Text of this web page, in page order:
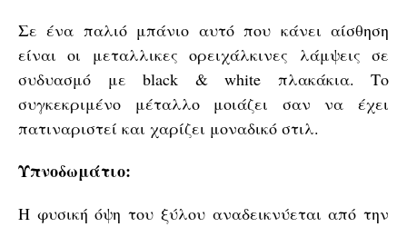
Σε ένα παλιό μπάνιο αυτό που κάνει αίσθηση
είναι οι μεταλλικες ορειχάλκινες λάμψεις σε
συδυασμό με black & white πλακάκια. Το
συγκεκριμένο μέταλλο μοιάζει σαν να έχει
πατιναριστεί και χαρίζει μοναδικό στιλ.
Υπνοδωμάτιο:
Η φυσική όψη του ξύλου αναδεικνύεται από την